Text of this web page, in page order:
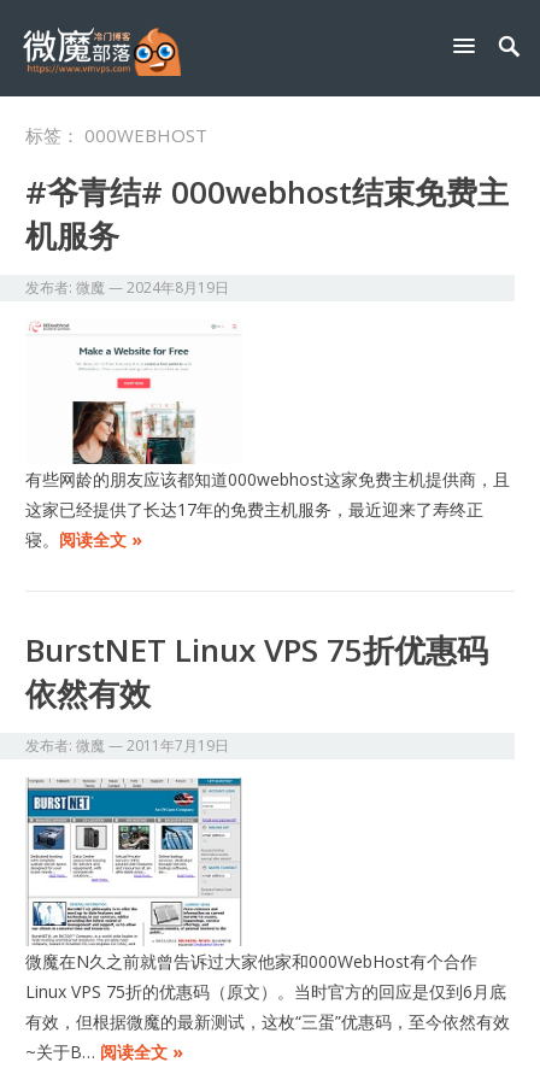
标签： 000WEBHOST
#爷青结# 000webhost结束免费主
机服务
发布者:微魔—2024年8月19日
有些网龄的朋友应该都知道000webhost这家免费主机提供商，且
这家已经提供了长达17年的免费主机服务，最近迎来了寿终正
寝。 阅读全文 »
BurstNET Linux VPS 75折优惠码
依然有效
发布者:微魔—2011年7月19日
微魔在N久之前就曾告诉过大家他家和000WebHost有个合作
Linux VPS 75折的优惠码（原文）。当时官方的回应是仅到6月底
有效，但根据微魔的最新测试，这枚“三蛋”优惠码，至今依然有效
~关于B… 阅读全文 »